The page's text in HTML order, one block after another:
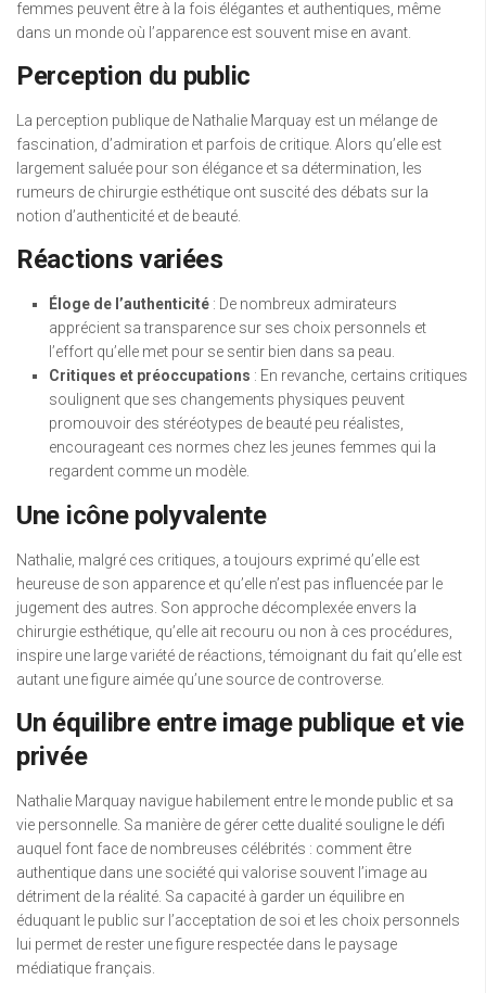
femmes peuvent être à la fois élégantes et authentiques, même
dans un monde où l’apparence est souvent mise en avant.
Perception du public
La perception publique de Nathalie Marquay est un mélange de
fascination, d’admiration et parfois de critique. Alors qu’elle est
largement saluée pour son élégance et sa détermination, les
rumeurs de chirurgie esthétique ont suscité des débats sur la
notion d’authenticité et de beauté.
Réactions variées
Éloge de l’authenticité : De nombreux admirateurs
apprécient sa transparence sur ses choix personnels et
l’effort qu’elle met pour se sentir bien dans sa peau.
Critiques et préoccupations : En revanche, certains critiques
soulignent que ses changements physiques peuvent
promouvoir des stéréotypes de beauté peu réalistes,
encourageant ces normes chez les jeunes femmes qui la
regardent comme un modèle.
Une icône polyvalente
Nathalie, malgré ces critiques, a toujours exprimé qu’elle est
heureuse de son apparence et qu’elle n’est pas influencée par le
jugement des autres. Son approche décomplexée envers la
chirurgie esthétique, qu’elle ait recouru ou non à ces procédures,
inspire une large variété de réactions, témoignant du fait qu’elle est
autant une figure aimée qu’une source de controverse.
Un équilibre entre image publique et vie
privée
Nathalie Marquay navigue habilement entre le monde public et sa
vie personnelle. Sa manière de gérer cette dualité souligne le défi
auquel font face de nombreuses célébrités : comment être
authentique dans une société qui valorise souvent l’image au
détriment de la réalité. Sa capacité à garder un équilibre en
éduquant le public sur l’acceptation de soi et les choix personnels
lui permet de rester une figure respectée dans le paysage
médiatique français.